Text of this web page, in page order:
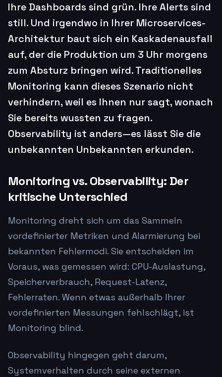
Ihre Dashboards sind grün. Ihre Alerts sind
still. Und irgendwo in Ihrer Microservices-
Architektur baut sich ein Kaskadenausfall
auf, der die Produktion um 3 Uhr morgens
zum Absturz bringen wird. Traditionelles
Monitoring kann dieses Szenario nicht
verhindern, weil es Ihnen nur sagt, wonach
Sie bereits wussten zu fragen.
Observability ist anders—es lässt Sie die
unbekannten Unbekannten erkunden.
Monitoring vs. Observability: Der
kritische Unterschied
Monitoring dreht sich um das Sammeln
vordefinierter Metriken und Alarmierung bei
bekannten Fehlermodi. Sie entscheiden im
Voraus, was gemessen wird: CPU-Auslastung,
Speicherverbrauch, Request-Latenz,
Fehlerraten. Wenn etwas außerhalb Ihrer
vordefinierten Messungen fehlschlägt, ist
Monitoring blind.
Observability hingegen geht darum,
Systemverhalten durch seine externen